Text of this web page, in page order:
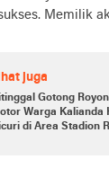
Memilik
juga
Gotong
Warga Kalianda
di Area Stadion